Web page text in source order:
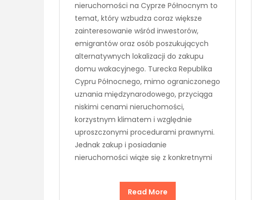
nieruchomości na Cyprze Północnym to
temat, który wzbudza coraz większe
zainteresowanie wśród inwestorów,
emigrantów oraz osób poszukujących
alternatywnych lokalizacji do zakupu
domu wakacyjnego. Turecka Republika
Cypru Północnego, mimo ograniczonego
uznania międzynarodowego, przyciąga
niskimi cenami nieruchomości,
korzystnym klimatem i względnie
uproszczonymi procedurami prawnymi.
Jednak zakup i posiadanie
nieruchomości wiąże się z konkretnymi
Read More